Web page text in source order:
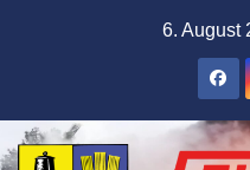
6. August